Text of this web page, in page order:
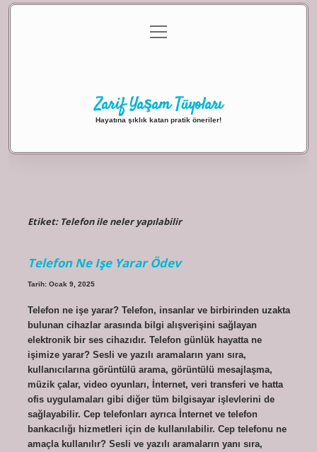
Gizlilik Politikası
menüyü
aç
Zarif Yaşam Tüyoları
Hayatına şıklık katan pratik öneriler!
Etiket: Telefon ile neler yapılabilir
Telefon Ne Işe Yarar Ödev
Tarih: Ocak 9, 2025
Telefon ne işe yarar? Telefon, insanlar ve birbirinden uzakta
bulunan cihazlar arasında bilgi alışverişini sağlayan
elektronik bir ses cihazıdır. Telefon günlük hayatta ne
işimize yarar? Sesli ve yazılı aramaların yanı sıra,
kullanıcılarına görüntülü arama, görüntülü mesajlaşma,
müzik çalar, video oyunları, İnternet, veri transferi ve hatta
ofis uygulamaları gibi diğer tüm bilgisayar işlevlerini de
sağlayabilir. Cep telefonları ayrıca İnternet ve telefon
bankacılığı hizmetleri için de kullanılabilir. Cep telefonu ne
amaçla kullanılır? Sesli ve yazılı aramaların yanı sıra,